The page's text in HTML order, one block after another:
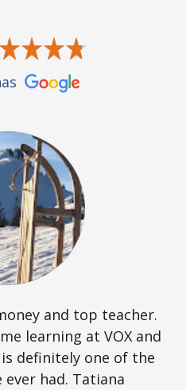
and top teacher.
learning at VOX and
definitely one of the
ever had. Tatiana